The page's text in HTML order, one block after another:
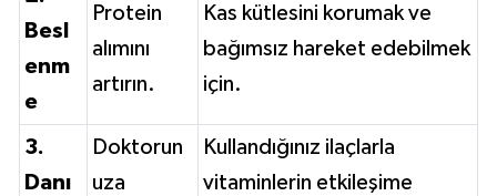
Besl
enm
e
Protein
alımını
artırın.
Kas kütlesini korumak ve
bağımsız hareket edebilmek
için.
3.
Danı
Doktorun
uza
Kullandığınız ilaçlarla
vitaminlerin etkileşime